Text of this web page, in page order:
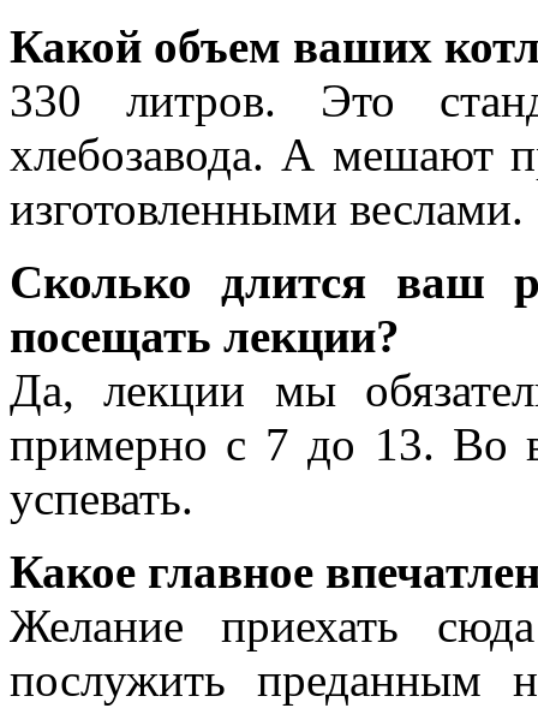
Какой объем ваших
330 литров. Это
хлебозавода. А мешают
изготовленными веслами.
Сколько длится ваш
посещать лекции?
Да, лекции мы
примерно с 7 до 13. Во
успевать.
Какое главное
Желание приехать
послужить преданным